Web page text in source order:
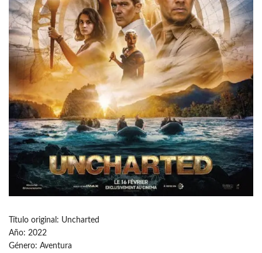
Título original: Uncharted
Año: 2022
Género: Aventura